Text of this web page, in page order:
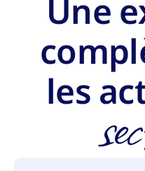
Une
les